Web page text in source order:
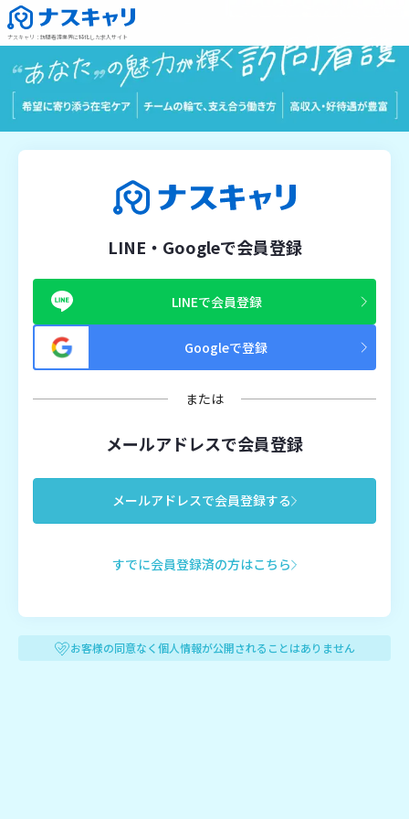
ナスキャリ ： 訪問看護業界に特化した求人サイト
LINE・Googleで会員登録
LINEで会員登録
Googleで登録
または
メールアドレスで会員登録
メールアドレスで会員登録する
すでに会員登録済の方はこちら
お客様の同意なく個人情報が公開されることはありません